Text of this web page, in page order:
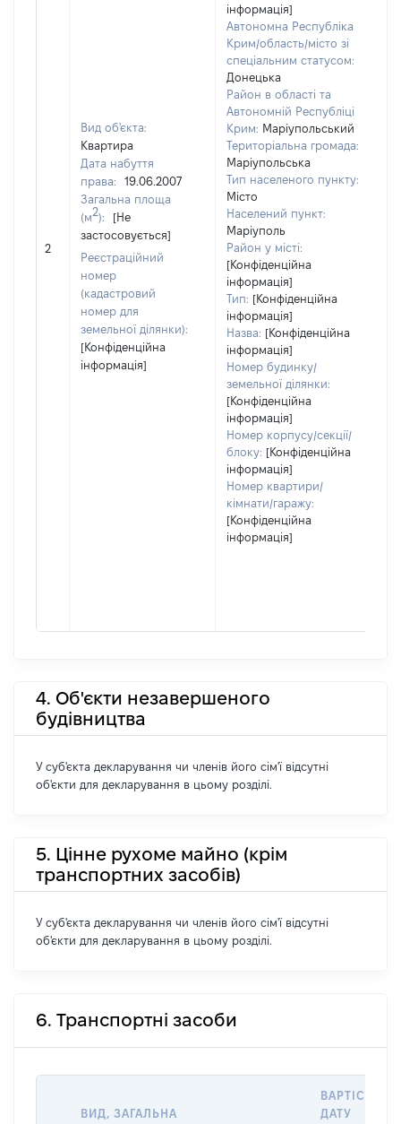
2
Вид об'єкта:
Квартира
Дата набуття
права:
19.06.2007
Загальна площа
(м2):
[Не
застосовується]
Реєстраційний
номер
(кадастровий
номер для
земельної ділянки):
[Конфіденційна
інформація]
інформація]
Автономна Республіка
Крим/область/місто зі
спеціальним статусом:
Донецька
Район в області та
Автономній Республіці
Крим: Маріупольський
Територіальна громада:
Маріупольська
Тип населеного пункту:
Місто
Населений пункт:
Маріуполь
Район у місті:
[Конфіденційна
інформація]
Тип: [Конфіденційна
інформація]
Назва: [Конфіденційна
інформація]
Номер будинку/
земельної ділянки:
[Конфіденційна
інформація]
Номер корпусу/секції/
блоку: [Конфіденційна
інформація]
Номер квартири/
кімнати/гаражу:
[Конфіденційна
інформація]
4. Об'єкти незавершеного
будівництва
У суб'єкта декларування чи членів його сім'ї відсутні
об'єкти для декларування в цьому розділі.
5. Цінне рухоме майно (крім
транспортних засобів)
У суб'єкта декларування чи членів його сім'ї відсутні
об'єкти для декларування в цьому розділі.
6. Транспортні засоби
ВИД, ЗАГАЛЬНА
ВАРТІСТЬ НА
ДАТУ